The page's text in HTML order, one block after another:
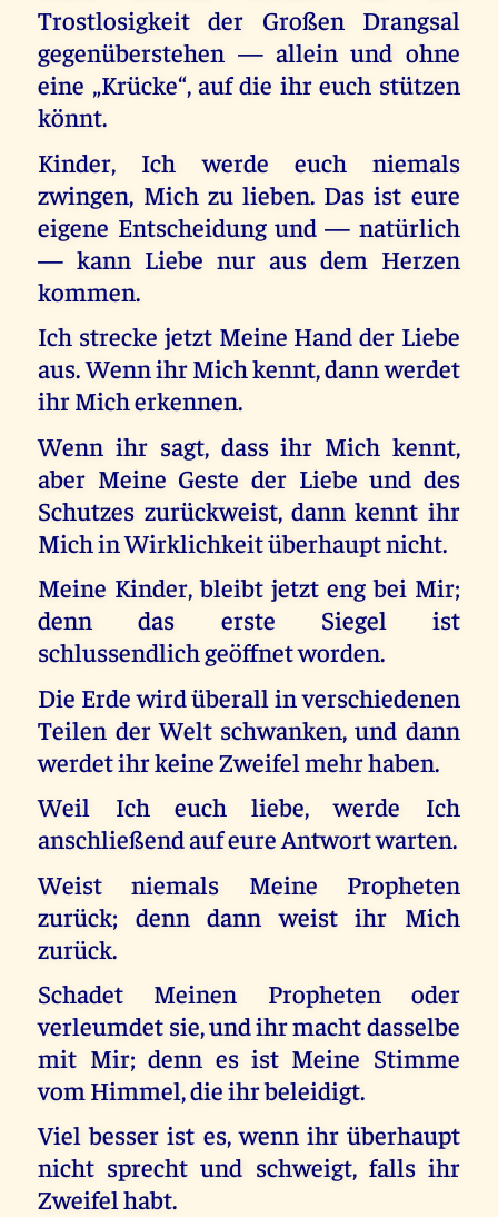
Trostlosigkeit der Großen Drangsal
gegenüberstehen — allein und ohne
eine „Krücke“, auf die ihr euch stützen
könnt.
Kinder, Ich werde euch niemals
zwingen, Mich zu lieben. Das ist eure
eigene Entscheidung und — natürlich
— kann Liebe nur aus dem Herzen
kommen.
Ich strecke jetzt Meine Hand der Liebe
aus. Wenn ihr Mich kennt, dann werdet
ihr Mich erkennen.
Wenn ihr sagt, dass ihr Mich kennt,
aber Meine Geste der Liebe und des
Schutzes zurückweist, dann kennt ihr
Mich in Wirklichkeit überhaupt nicht.
Meine Kinder, bleibt jetzt eng bei Mir;
denn das erste Siegel ist
schlussendlich geöffnet worden.
Die Erde wird überall in verschiedenen
Teilen der Welt schwanken, und dann
werdet ihr keine Zweifel mehr haben.
Weil Ich euch liebe, werde Ich
anschließend auf eure Antwort warten.
Weist niemals Meine Propheten
zurück; denn dann weist ihr Mich
zurück.
Schadet Meinen Propheten oder
verleumdet sie, und ihr macht dasselbe
mit Mir; denn es ist Meine Stimme
vom Himmel, die ihr beleidigt.
Viel besser ist es, wenn ihr überhaupt
nicht sprecht und schweigt, falls ihr
Zweifel habt.